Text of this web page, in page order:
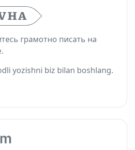
грамотно писать на
yozishni biz bilan boshlang.